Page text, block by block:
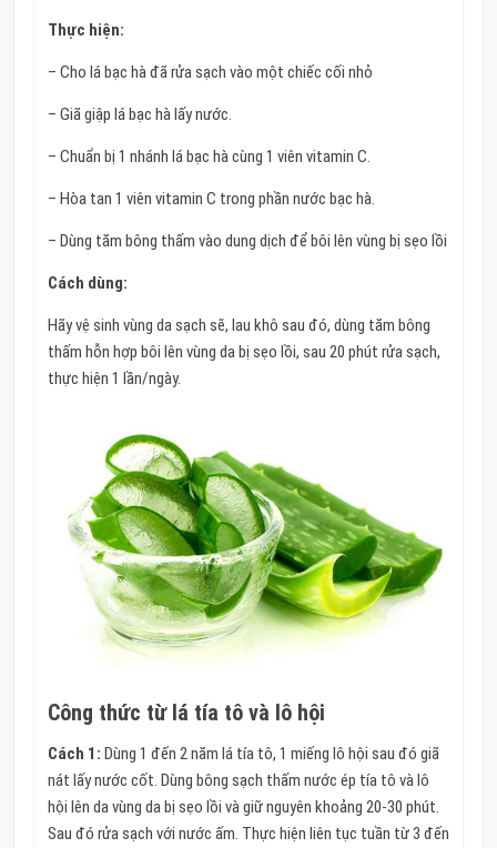
Thực hiện:
– Cho lá bạc hà đã rửa sạch vào một chiếc cối nhỏ
– Giã giập lá bạc hà lấy nước.
– Chuẩn bị 1 nhánh lá bạc hà cùng 1 viên vitamin C.
– Hòa tan 1 viên vitamin C trong phần nước bạc hà.
– Dùng tăm bông thấm vào dung dịch để bôi lên vùng bị sẹo lồi
Cách dùng:
Hãy vệ sinh vùng da sạch sẽ, lau khô sau đó, dùng tăm bông
thấm hỗn hợp bôi lên vùng da bị sẹo lồi, sau 20 phút rửa sạch,
thực hiện 1 lần/ngày.
Công thức từ lá tía tô và lô hội
Cách 1: Dùng 1 đến 2 năm lá tía tô, 1 miếng lô hội sau đó giã
nát lấy nước cốt. Dùng bông sạch thấm nước ép tía tô và lô
hội lên da vùng da bị sẹo lồi và giữ nguyên khoảng 20-30 phút.
Sau đó rửa sạch với nước ấm. Thực hiện liên tục tuần từ 3 đến